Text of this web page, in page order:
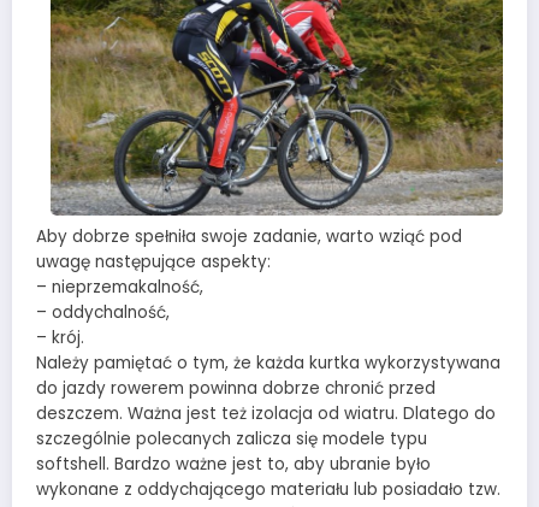
Aby dobrze spełniła swoje zadanie, warto wziąć pod
uwagę następujące aspekty:
– nieprzemakalność,
– oddychalność,
– krój.
Należy pamiętać o tym, że każda kurtka wykorzystywana
do jazdy rowerem powinna dobrze chronić przed
deszczem. Ważna jest też izolacja od wiatru. Dlatego do
szczególnie polecanych zalicza się modele typu
softshell. Bardzo ważne jest to, aby ubranie było
wykonane z oddychającego materiału lub posiadało tzw.